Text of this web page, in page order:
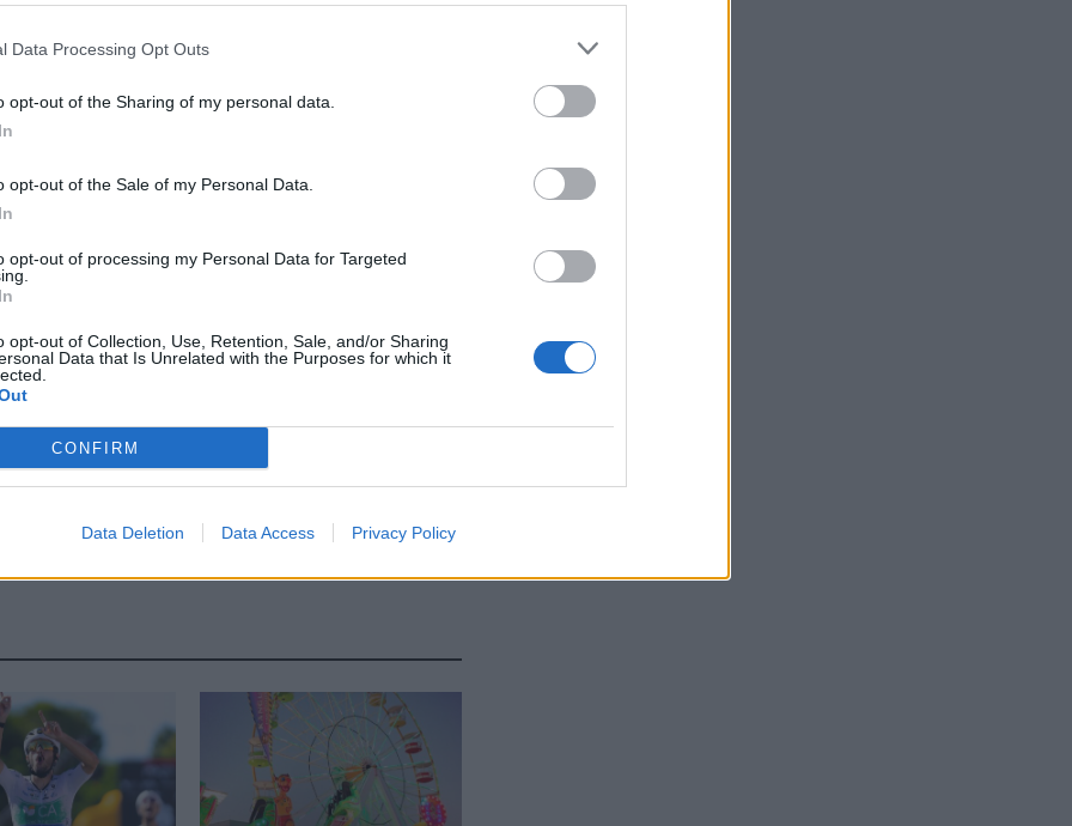
Data Processing Opt Outs
opt-out of the Sharing of my personal data.
opt-out of the Sale of my Personal Data.
opt-out of processing my Personal Data for Targeted
opt-out of Collection, Use, Retention, Sale, and/or Sharing
Data that Is Unrelated with the Purposes for which it
CONFIRM
Data Deletion Data Access Privacy Policy
branca (símbolo de Melhor Jovem da
no passado dia 4, o corredor português da equipa
objectivo não será vencer. Respondendo a uma
de imprensa remota, o ciclista explicou
crono (contra-relógio) para treinar» e sabe que
lo». O corredor explicou que «treinar a 100% no
há estradas fechadas». (Foto: RTP)
de Ciclismo de Estrada e a Volta a Portugal em